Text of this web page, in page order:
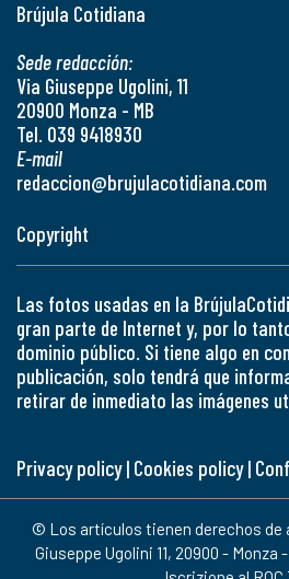
Brújula Cotidiana
Sede redacción:
Via Giuseppe Ugolini, 11
20900 Monza - MB
Tel. 039 9418930
E-mail
redaccion@brujulacotidiana.com
Copyright
Las fotos usadas en la
gran parte de Internet y, por lo
dominio público. Si tiene algo en
publicación, solo tendrá que
retirar de inmediato las imágenes
Privacy policy| Cookies policy|
© Los artículos tienen derechos de
Giuseppe Ugolini 11, 20900 - Monza